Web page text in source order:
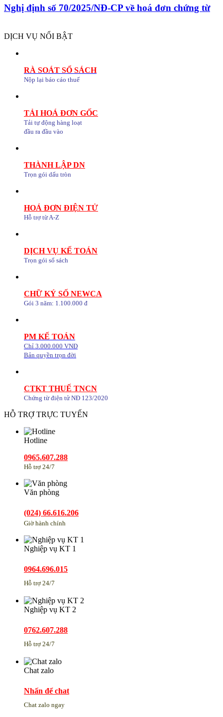
Nghị định số 70/2025/NĐ-CP về hoá đơn chứng từ
DỊCH VỤ NỔI BẬT
RÀ SOÁT SỔ SÁCH
Nộp lại báo cáo thuế
TẢI HOÁ ĐƠN GỐC
Tải tự động hàng loạt
đầu ra đầu vào
THÀNH LẬP DN
Trọn gói dấu tròn
HOÁ ĐƠN ĐIỆN TỬ
Hỗ trợ từ A-Z
DỊCH VỤ KẾ TOÁN
Trọn gói sổ sách
CHỮ KÝ SỐ NEWCA
Gói 3 năm: 1.100.000 đ
PM KẾ TOÁN
Chỉ 3.000.000 VNĐ
Bản quyền trọn đời
CTKT THUẾ TNCN
Chứng từ điện tử NĐ 123/2020
HỖ TRỢ TRỰC TUYẾN
Hotline
0965.607.288
Hỗ trợ 24/7
Văn phòng
(024) 66.616.206
Giờ hành chính
Nghiệp vụ KT 1
0964.696.015
Hỗ trợ 24/7
Nghiệp vụ KT 2
0762.607.288
Hỗ trợ 24/7
Chat zalo
Nhấn để chat
Chat zalo ngay